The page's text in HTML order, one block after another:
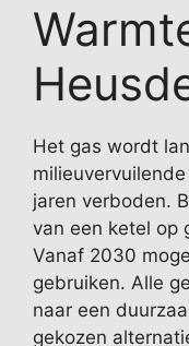
Het gas wordt
jaren verboden.
van een ketel op
Vanaf 2030
gebruiken. Alle
naar een
gekozen